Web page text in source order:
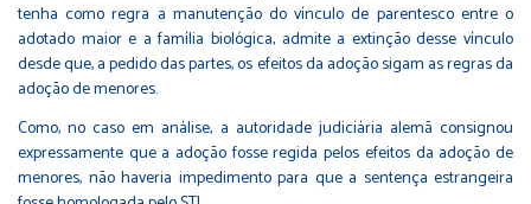
tenha como regra a manutenção do vínculo de parentesco entre o
adotado maior e a família biológica, admite a extinção desse vínculo
desde que, a pedido das partes, os efeitos da adoção sigam as regras da
adoção de menores.
Como, no caso em análise, a autoridade judiciária alemã consignou
expressamente que a adoção fosse regida pelos efeitos da adoção de
menores, não haveria impedimento para que a sentença estrangeira